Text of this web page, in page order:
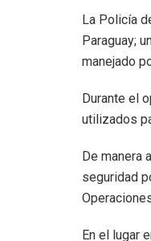
La Policía
Paraguay;
manejado
Durante el
utilizados
De manera
seguridad
En el lugar